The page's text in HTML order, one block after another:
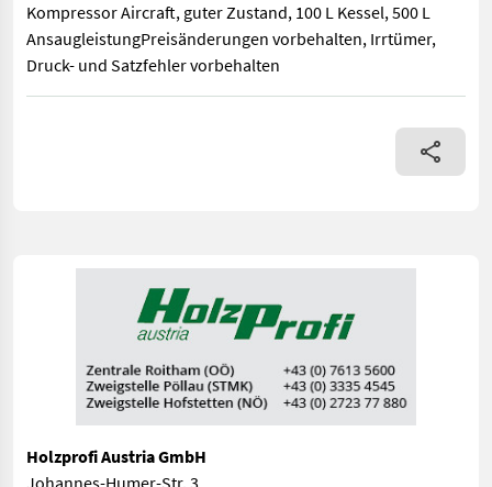
Kompressor Aircraft, guter Zustand, 100 L Kessel, 500 L
AnsaugleistungPreisänderungen vorbehalten, Irrtümer,
Druck- und Satzfehler vorbehalten
Kompressor Aircraft, guter Zustand, 100 L Kessel, 500 L
Holzprofi Austria GmbH